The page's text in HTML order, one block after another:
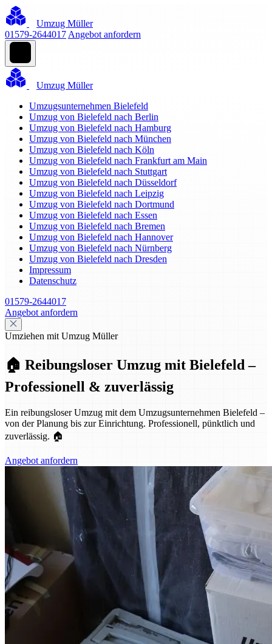
Umzug Müller
01579-2644017 Angebot anfordern
Umzug Müller
Umzugsunternehmen Bielefeld
Umzug von Bielefeld nach Berlin
Umzug von Bielefeld nach Hamburg
Umzug von Bielefeld nach München
Umzug von Bielefeld nach Köln
Umzug von Bielefeld nach Frankfurt am Main
Umzug von Bielefeld nach Stuttgart
Umzug von Bielefeld nach Düsseldorf
Umzug von Bielefeld nach Leipzig
Umzug von Bielefeld nach Dortmund
Umzug von Bielefeld nach Essen
Umzug von Bielefeld nach Bremen
Umzug von Bielefeld nach Hannover
Umzug von Bielefeld nach Nürnberg
Umzug von Bielefeld nach Dresden
Impressum
Datenschutz
01579-2644017
Angebot anfordern
Umziehen mit Umzug Müller
🏠 Reibungsloser Umzug mit Bielefeld –
Professionell & zuverlässig
Ein reibungsloser Umzug mit dem Umzugsunternehmen Bielefeld –
von der Planung bis zur Einrichtung. Professionell, pünktlich und
zuverlässig. 🏠
Angebot anfordern